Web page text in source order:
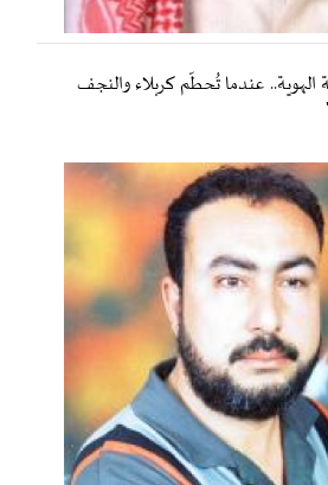
الهوية.. عندما تُحطّم كربلاء والنجف